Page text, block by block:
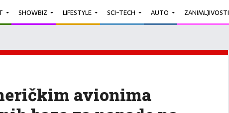
SHOWBIZ LIFESTYLE SCI-TECH AUTO ZANIMLJIVOSTI
avionima